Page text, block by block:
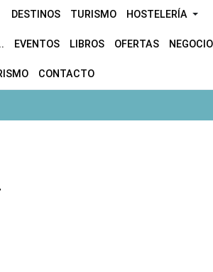
DESTINOS TURISMO HOSTELERÍA
EVENTOS LIBROS OFERTAS
CONTACTO